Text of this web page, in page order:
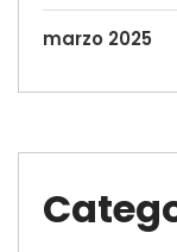
marzo 2025